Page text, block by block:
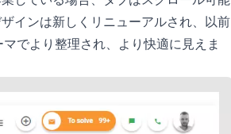
インは新しくリニューアルされ、以前
でより整理され、より快適に見えま